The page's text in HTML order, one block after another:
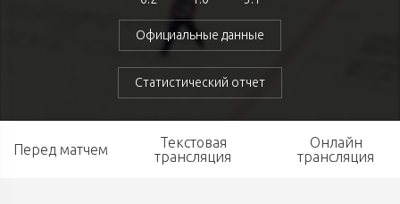
Официальные данные
Статистический отчет
Перед матчем
Текстовая
трансляция
Онлайн
трансляция